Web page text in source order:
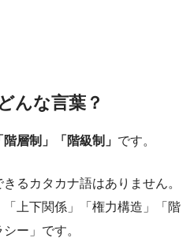
んな言葉？
階層制」「階級制」 です。
るカタカナ語はありません。
上下関係」「権力構造」「階
ー」です。